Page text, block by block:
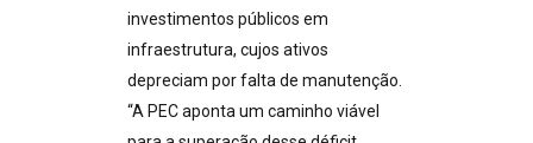
investimentos públicos em
infraestrutura, cujos ativos
depreciam por falta de manutenção.
“A PEC aponta um caminho viável